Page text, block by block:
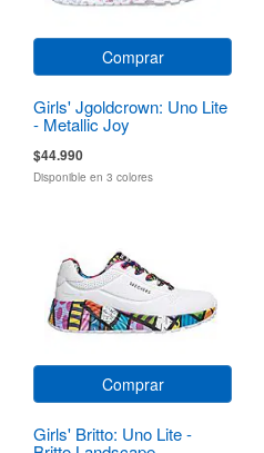
Comprar
Girls' Jgoldcrown: Uno Lite
- Metallic Joy
$44.990
Disponible en 3 colores
Comprar
Girls' Britto: Uno Lite -